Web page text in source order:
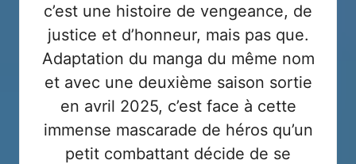
c’est une histoire de vengeance, de
justice et d’honneur, mais pas que.
Adaptation du manga du même nom
et avec une deuxième saison sortie
en avril 2025, c’est face à cette
immense mascarade de héros qu’un
petit combattant décide de se